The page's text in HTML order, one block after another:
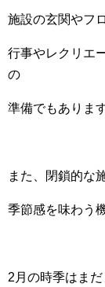
施設の玄関やフ
行事やレクリエ
の
準備でもあります
また、閉鎖的な
季節感を味わう
2月の時季はまだ